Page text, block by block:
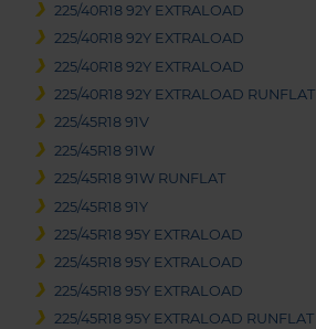
225/40R18 92Y EXTRALOAD
225/40R18 92Y EXTRALOAD
225/40R18 92Y EXTRALOAD
225/40R18 92Y EXTRALOAD RUNFLAT
225/45R18 91V
225/45R18 91W
225/45R18 91W RUNFLAT
225/45R18 91Y
225/45R18 95Y EXTRALOAD
225/45R18 95Y EXTRALOAD
225/45R18 95Y EXTRALOAD
225/45R18 95Y EXTRALOAD RUNFLAT